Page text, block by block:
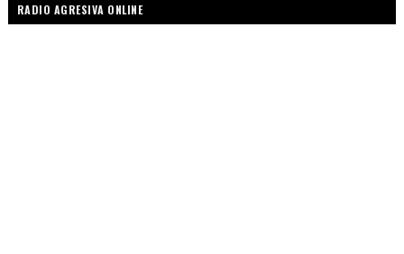
RADIO AGRESIVA ONLINE